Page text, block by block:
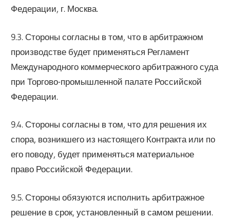
Федерации, г. Москва.
9.3. Стороны согласны в том, что в арбитражном
производстве будет применяться Регламент
Международного коммерческого арбитражного суда
при Торгово-промышленной палате Российской
Федерации.
9.4. Стороны согласны в том, что для решения их
спора, возникшего из настоящего Контракта или по
его поводу, будет применяться материальное
право Российской Федерации.
9.5. Стороны обязуются исполнить арбитражное
решение в срок, установленный в самом решении.